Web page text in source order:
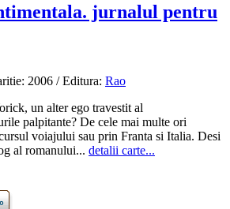
jurnalul pentru
2006 / Editura: Rao
un alter ego travestit al
palpitante? De cele mai multe ori
voiajului sau prin Franta si Italia. Desi
al romanului... detalii carte...